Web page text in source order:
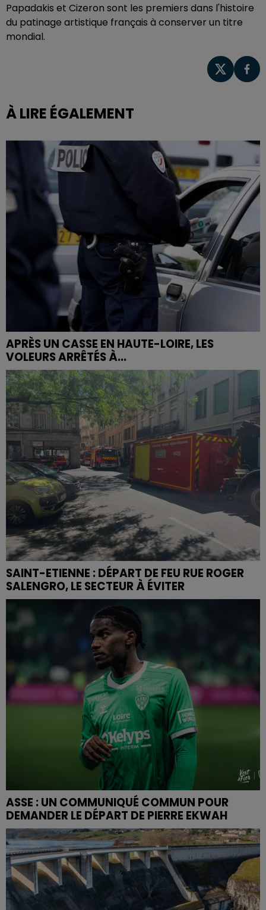
Papadakis et Cizeron sont les premiers dans l'histoire
du patinage artistique français à conserver un titre
mondial.
À LIRE ÉGALEMENT
APRÈS UN CASSE EN HAUTE-LOIRE, LES
VOLEURS ARRÊTÉS À...
SAINT-ETIENNE : DÉPART DE FEU RUE ROGER
SALENGRO, LE SECTEUR À ÉVITER
ASSE : UN COMMUNIQUÉ COMMUN POUR
DEMANDER LE DÉPART DE PIERRE EKWAH